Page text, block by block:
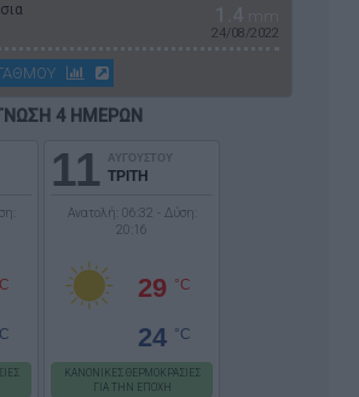
1.4 mm
24/08/2022
4 ΗΜΕΡΩΝ
11 ΑΥΓΟΥΣΤΟΥ
ΤΡΙΤΗ
Ανατολή: 06:32 - Δύση:
20:16
29 °C
24 °C
ΚΑΝΟΝΙΚΕΣ ΘΕΡΜΟΚΡΑΣΙΕΣ
ΓΙΑ ΤΗΝ ΕΠΟΧΗ